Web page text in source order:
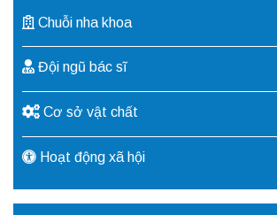
Chuỗi nha khoa
Đội ngũ bác sĩ
Cơ sở vật chất
Hoạt động xã hội